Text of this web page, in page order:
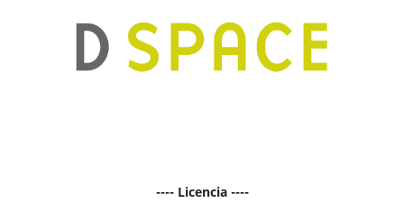
---- Licencia ----